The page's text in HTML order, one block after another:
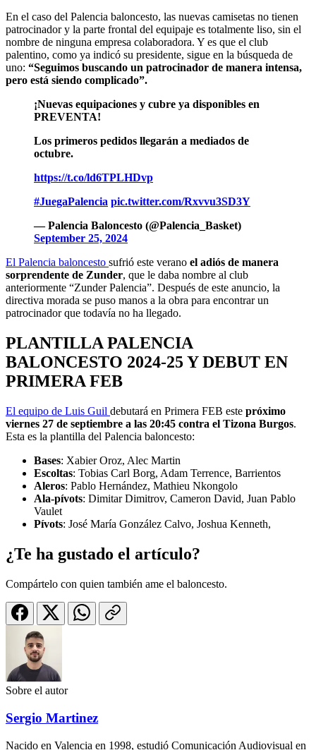
En el caso del Palencia baloncesto, las nuevas camisetas no tienen
patrocinador y la parte frontal del equipaje es totalmente liso, sin el
nombre de ninguna empresa colaboradora. Y es que el club
palentino, como ya indicó su presidente, sigue en la búsqueda de
uno: “Seguimos buscando un patrocinador de manera intensa,
pero está siendo complicado”.
¡Nuevas equipaciones y cubre ya disponibles en
PREVENTA!
Los primeros pedidos llegarán a mediados de
octubre.
https://t.co/ld6TPLHDvp
#JuegaPalencia pic.twitter.com/Rxvvu3SD3Y
— Palencia Baloncesto (@Palencia_Basket)
September 25, 2024
El Palencia baloncesto sufrió este verano el adiós de manera
sorprendente de Zunder, que le daba nombre al club
anteriormente “Zunder Palencia”. Después de este anuncio, la
directiva morada se puso manos a la obra para encontrar un
patrocinador que todavía no ha llegado.
PLANTILLA PALENCIA
BALONCESTO 2024-25 Y DEBUT EN
PRIMERA FEB
El equipo de Luis Guil debutará en Primera FEB este próximo
viernes 27 de septiembre a las 20:45 contra el Tizona Burgos.
Esta es la plantilla del Palencia baloncesto:
Bases: Xabier Oroz, Alec Martin
Escoltas: Tobias Carl Borg, Adam Terrence, Barrientos
Aleros: Pablo Hernández, Mathieu Nkongolo
Ala-pívots: Dimitar Dimitrov, Cameron David, Juan Pablo
Vaulet
Pívots: José María González Calvo, Joshua Kenneth,
¿Te ha gustado el artículo?
Compártelo con quien también ame el baloncesto.
Sobre el autor
Sergio Martinez
Nacido en Valencia en 1998, estudió Comunicación Audiovisual en